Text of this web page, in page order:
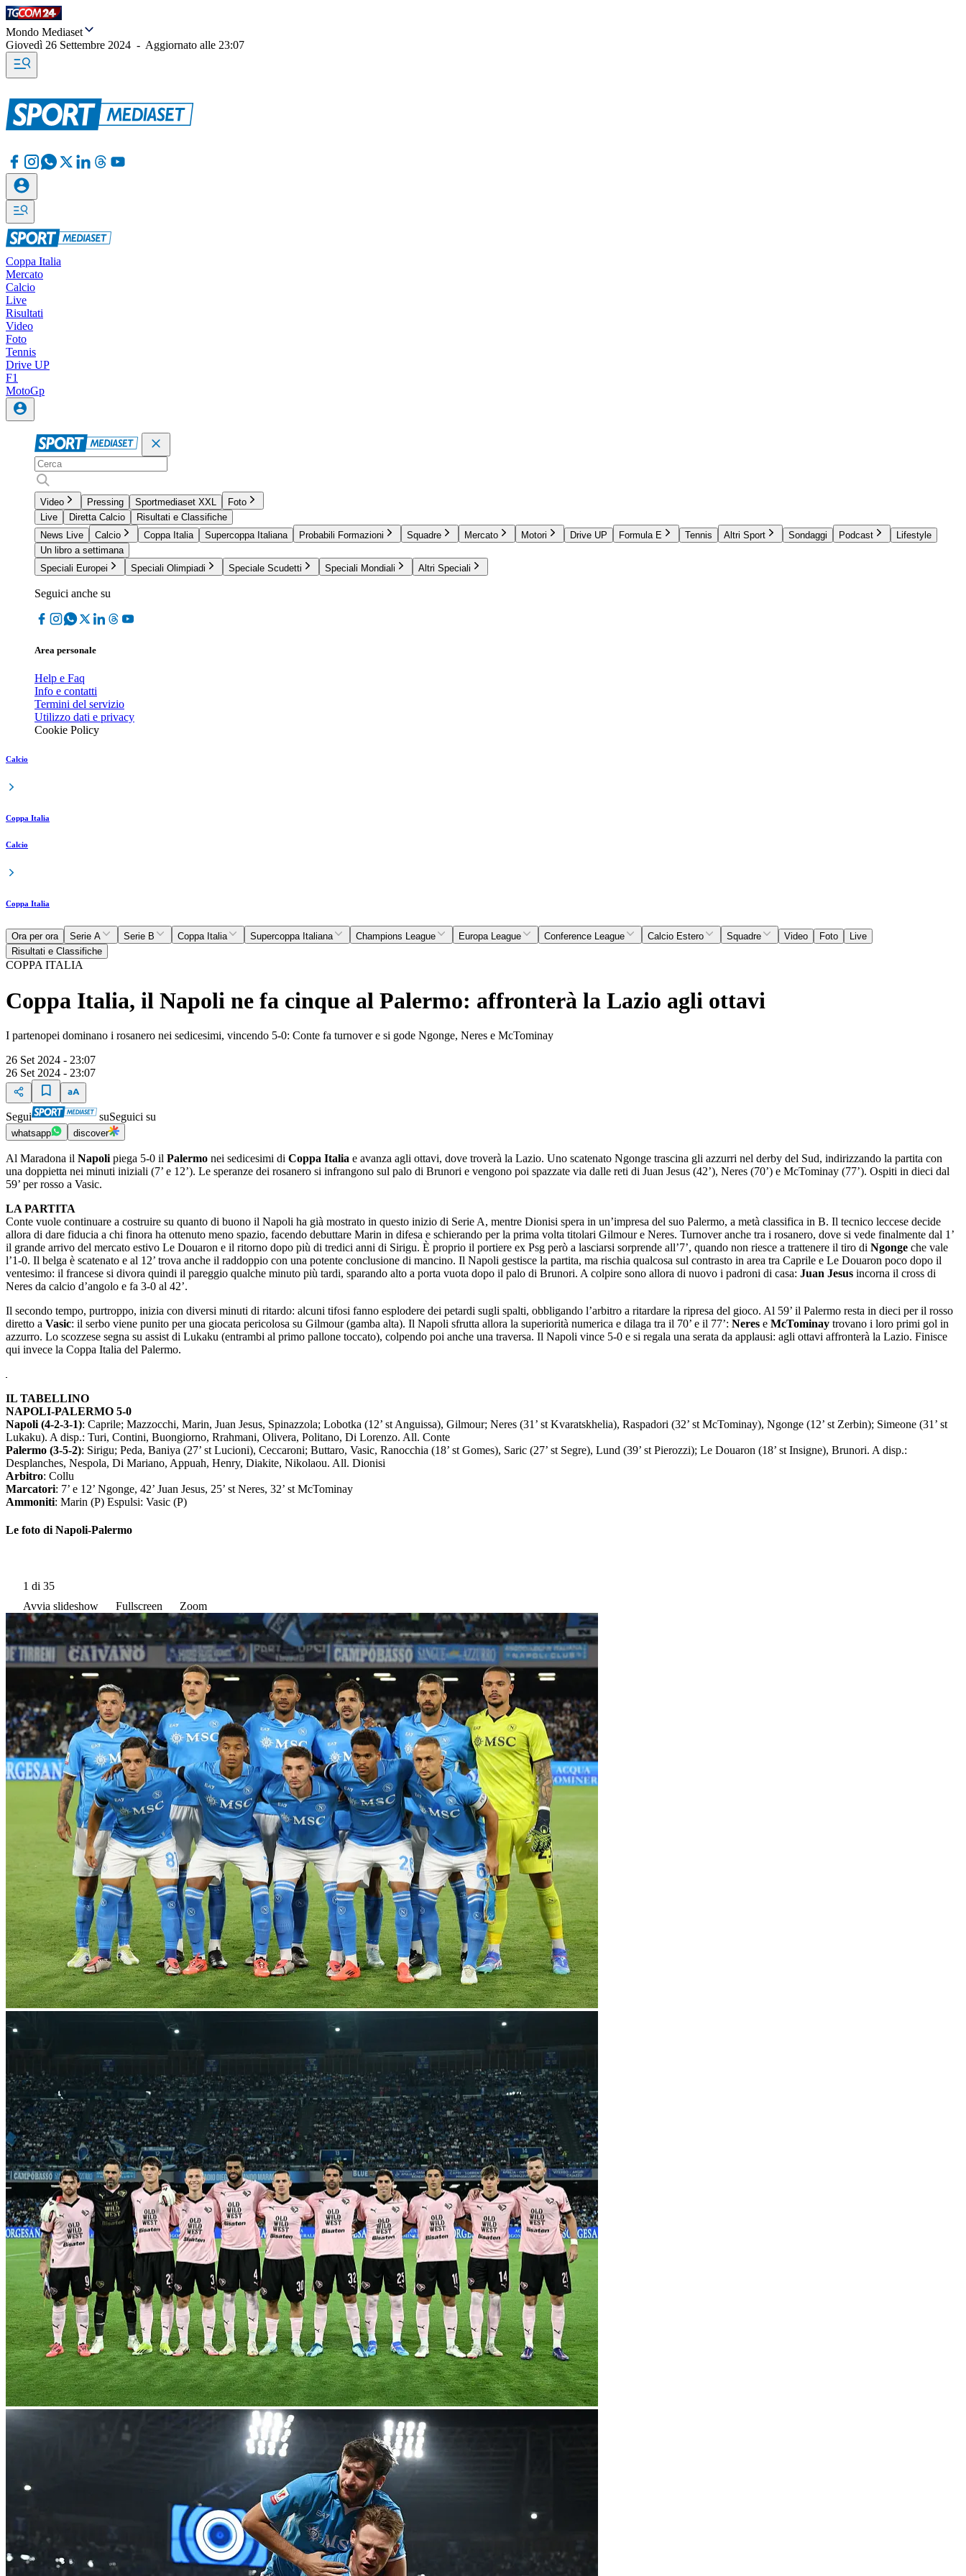
Mondo Mediaset
Giovedì 26 Settembre 2024 - Aggiornato alle 23:07
Coppa Italia
Mercato
Calcio
Live
Risultati
Video
Foto
Tennis
Drive UP
F1
MotoGp
Video Pressing Sportmediaset XXL
Foto
Live
Diretta Calcio
Risultati e Classifiche
News Live
Calcio Coppa Italia Supercoppa Italiana Probabili Formazioni Squadre Mercato Motori Drive UP Formula E Tennis Altri Sport Sondaggi Podcast
Lifestyle
Un libro a settimana
Speciali Europei
Speciali Olimpiadi Speciale Scudetti Speciali Mondiali Altri Speciali
Seguici anche su
Area personale
Help e Faq
Info e contatti
Termini del servizio
Utilizzo dati e privacy
Cookie Policy
Calcio
Coppa Italia
Calcio
Coppa Italia
Ora per ora Serie A Serie B Coppa Italia Supercoppa Italiana Champions League Europa League Conference League Calcio Estero Squadre Video Foto
Live
Risultati e Classifiche
COPPA ITALIA
Coppa Italia, il Napoli ne fa cinque al Palermo: affronterà la Lazio agli ottavi
I partenopei dominano i rosanero nei sedicesimi, vincendo 5-0: Conte fa turnover e si gode Ngonge, Neres e McTominay
26 Set 2024 - 23:07
26 Set 2024 - 23:07
Segui suSeguici su
whatsapp discover
Al Maradona il Napoli piega 5-0 il Palermo nei sedicesimi di Coppa Italia e avanza agli ottavi, dove troverà la Lazio. Uno scatenato Ngonge trascina gli azzurri nel derby del Sud, indirizzando la partita con
una doppietta nei minuti iniziali (7’ e 12’). Le speranze dei rosanero si infrangono sul palo di Brunori e vengono poi spazzate via dalle reti di Juan Jesus (42’), Neres (70’) e McTominay (77’). Ospiti in dieci dal
59’ per rosso a Vasic.
LA PARTITA
Conte vuole continuare a costruire su quanto di buono il Napoli ha già mostrato in questo inizio di Serie A, mentre Dionisi spera in un’impresa del suo Palermo, a metà classifica in B. Il tecnico leccese decide
allora di dare fiducia a chi finora ha ottenuto meno spazio, facendo debuttare Marin in difesa e schierando per la prima volta titolari Gilmour e Neres. Turnover anche tra i rosanero, dove si vede finalmente dal 1’
il grande arrivo del mercato estivo Le Douaron e il ritorno dopo più di tredici anni di Sirigu. È proprio il portiere ex Psg però a lasciarsi sorprende all’7’, quando non riesce a trattenere il tiro di Ngonge che vale
l’1-0. Il belga è scatenato e al 12’ trova anche il raddoppio con una potente conclusione di mancino. Il Napoli gestisce la partita, ma rischia qualcosa sul contrasto in area tra Caprile e Le Douaron poco dopo il
ventesimo: il francese si divora quindi il pareggio qualche minuto più tardi, sparando alto a porta vuota dopo il palo di Brunori. A colpire sono allora di nuovo i padroni di casa: Juan Jesus incorna il cross di
Neres da calcio d’angolo e fa 3-0 al 42’.
Il secondo tempo, purtroppo, inizia con diversi minuti di ritardo: alcuni tifosi fanno esplodere dei petardi sugli spalti, obbligando l’arbitro a ritardare la ripresa del gioco. Al 59’ il Palermo resta in dieci per il rosso
diretto a Vasic: il serbo viene punito per una giocata pericolosa su Gilmour (gamba alta). Il Napoli sfrutta allora la superiorità numerica e dilaga tra il 70’ e il 77’: Neres e McTominay trovano i loro primi gol in
azzurro. Lo scozzese segna su assist di Lukaku (entrambi al primo pallone toccato), colpendo poi anche una traversa. Il Napoli vince 5-0 e si regala una serata da applausi: agli ottavi affronterà la Lazio. Finisce
qui invece la Coppa Italia del Palermo.
IL TABELLINO
NAPOLI-PALERMO 5-0
Napoli (4-2-3-1): Caprile; Mazzocchi, Marin, Juan Jesus, Spinazzola; Lobotka (12’ st Anguissa), Gilmour; Neres (31’ st Kvaratskhelia), Raspadori (32’ st McTominay), Ngonge (12’ st Zerbin); Simeone (31’ st
Lukaku). A disp.: Turi, Contini, Buongiorno, Rrahmani, Olivera, Politano, Di Lorenzo. All. Conte
Palermo (3-5-2): Sirigu; Peda, Baniya (27’ st Lucioni), Ceccaroni; Buttaro, Vasic, Ranocchia (18’ st Gomes), Saric (27’ st Segre), Lund (39’ st Pierozzi); Le Douaron (18’ st Insigne), Brunori. A disp.:
Desplanches, Nespola, Di Mariano, Appuah, Henry, Diakite, Nikolaou. All. Dionisi
Arbitro: Collu
Marcatori: 7’ e 12’ Ngonge, 42’ Juan Jesus, 25’ st Neres, 32’ st McTominay
Ammoniti: Marin (P) Espulsi: Vasic (P)
Le foto di Napoli-Palermo
1 di 35
Avvia slideshow
Fullscreen Zoom